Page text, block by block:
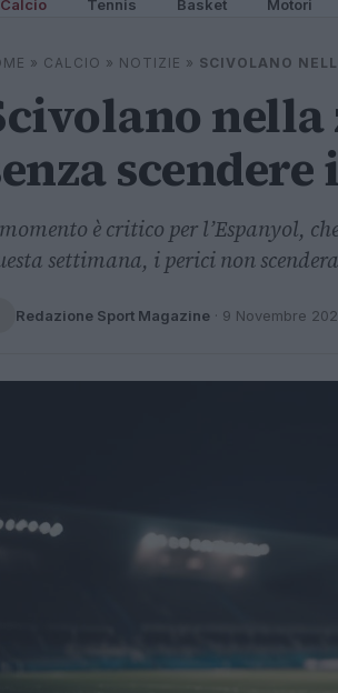
Calcio Tennis Basket Motori
» CALCIO » NOTIZIE » SCIVOLANO
nella
è critico per l’Espanyol,
settimana, i perici non
Redazione Sport Magazine · 9 Novembre